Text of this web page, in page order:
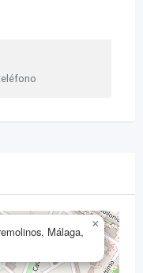
Málaga,
×